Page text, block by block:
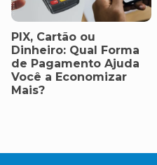
PIX, Cartão ou
Dinheiro: Qual Forma
de Pagamento Ajuda
Você a Economizar
Mais?